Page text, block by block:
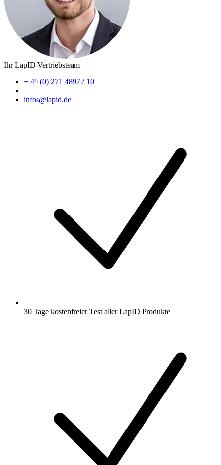
Ihr LapID Vertriebsteam
+ 49 (0) 271 48972 10
infos@lapid.de
30 Tage kostenfreier Test aller LapID Produkte